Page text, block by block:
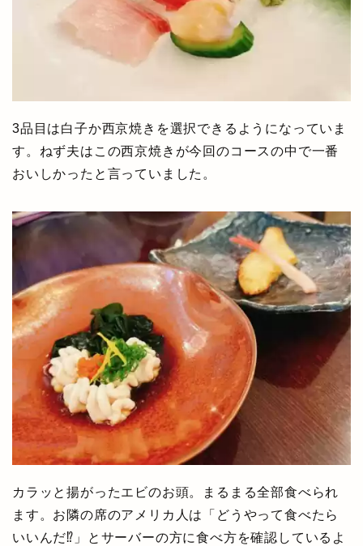
3品目は白子か西京焼きを選択できるようになっていま
す。ねず夫はこの西京焼きが今回のコースの中で一番
おいしかったと言っていました。
カラッと揚がったエビのお頭。まるまる全部食べられ
ます。お隣の席のアメリカ人は「どうやって食べたら
いいんだ⁉」とサーバーの方に食べ方を確認しているよ